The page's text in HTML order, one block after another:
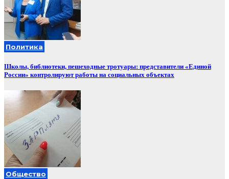
Политика
Школы, библиотеки, пешеходные тротуары: представители «Единой
России» контролируют работы на социальных объектах
Общество